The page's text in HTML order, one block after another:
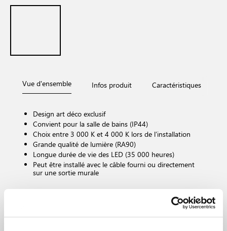
Vue d'ensemble Infos produit Caractéristiques
Design art déco exclusif
Convient pour la salle de bains (IP44)
Choix entre 3 000 K et 4 000 K lors de l’installation
Grande qualité de lumière (RA90)
Longue durée de vie des LED (35 000 heures)
Peut être installé avec le câble fourni ou directement
sur une sortie murale